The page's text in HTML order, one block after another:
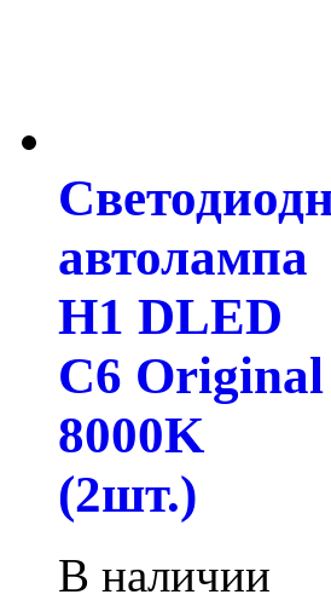
автолампа
H1 DLED
C6 Original
8000K
(2шт.)
В наличии